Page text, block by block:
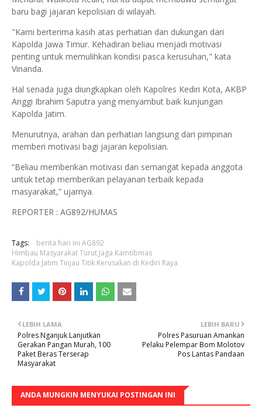
baru bagi jajaran kepolisian di wilayah.
"Kami berterima kasih atas perhatian dan dukungan dari
Kapolda Jawa Timur. Kehadiran beliau menjadi motivasi
penting untuk memulihkan kondisi pasca kerusuhan," kata
Vinanda.
Hal senada juga diungkapkan oleh Kapolres Kediri Kota, AKBP
Anggi Ibrahim Saputra yang menyambut baik kunjungan
Kapolda Jatim.
Menurutnya, arahan dan perhatian langsung dari pimpinan
memberi motivasi bagi jajaran kepolisian.
“Beliau memberikan motivasi dan semangat kepada anggota
untuk tetap memberikan pelayanan terbaik kepada
masyarakat,” ujarnya.
REPORTER : AG892/HUMAS
Tags:
berita hari ini AG892
Himbau Masyarakat Turut Jaga Kamtibmas
Kapolda Jatim Tinjau Titik Kerusakan di Kediri Raya
LEBIH BARU
Polres Pasuruan Amankan
Pelaku Pelempar Bom Molotov
Pos Lantas Pandaan
LEBIH LAMA
Polres Nganjuk Lanjutkan
Gerakan Pangan Murah, 100
Paket Beras Terserap
Masyarakat
ANDA MUNGKIN MENYUKAI POSTINGAN INI